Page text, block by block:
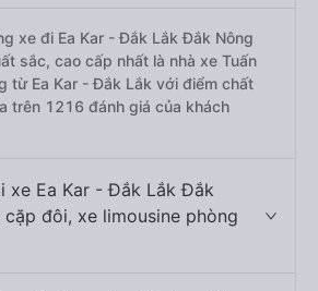
xe đi Ea Kar - Đắk Lắk Đắk Nông
sắc, cao cấp nhất là nhà xe Tuấn
từ Ea Kar - Đắk Lắk với điểm chất
trên 1216 đánh giá của khách
xe Ea Kar - Đắk Lắk Đắk
đôi, xe limousine phòng